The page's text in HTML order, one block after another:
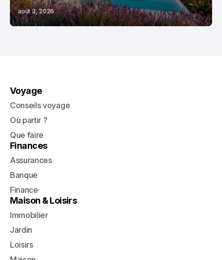
août 3, 2026
Voyage
Conseils voyage
Où partir ?
Que faire
Finances
Assurances
Banque
Finance
Maison & Loisirs
Immobilier
Jardin
Loisirs